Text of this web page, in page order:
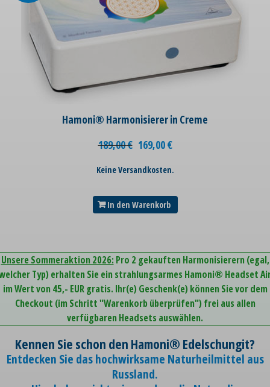
Hamoni® Harmonisierer in Creme
189,00€ 169,00€
Keine Versandkosten.
In den Warenkorb
Unsere Sommeraktion 2026: Pro 2 gekauften Harmonisierern (egal,
Typ) erhalten Sie ein strahlungsarmes Hamoni® Headset
im Wert von 45,- EUR gratis. Ihr(e) Geschenk(e) können Sie vor dem
Checkout (im Schritt "Warenkorb überprüfen") frei aus allen
verfügbaren Headsets auswählen.
Kennen Sie schon den Hamoni® Edelschungit?
Entdecken Sie das hochwirksame Naturheilmittel aus
Russland.